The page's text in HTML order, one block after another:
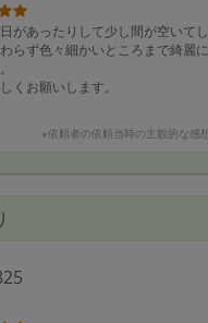
があったりして少し間が空いて
らず色々細かいところまで綺麗
くお願いします。
※依頼者の依頼当時の主観的な感想